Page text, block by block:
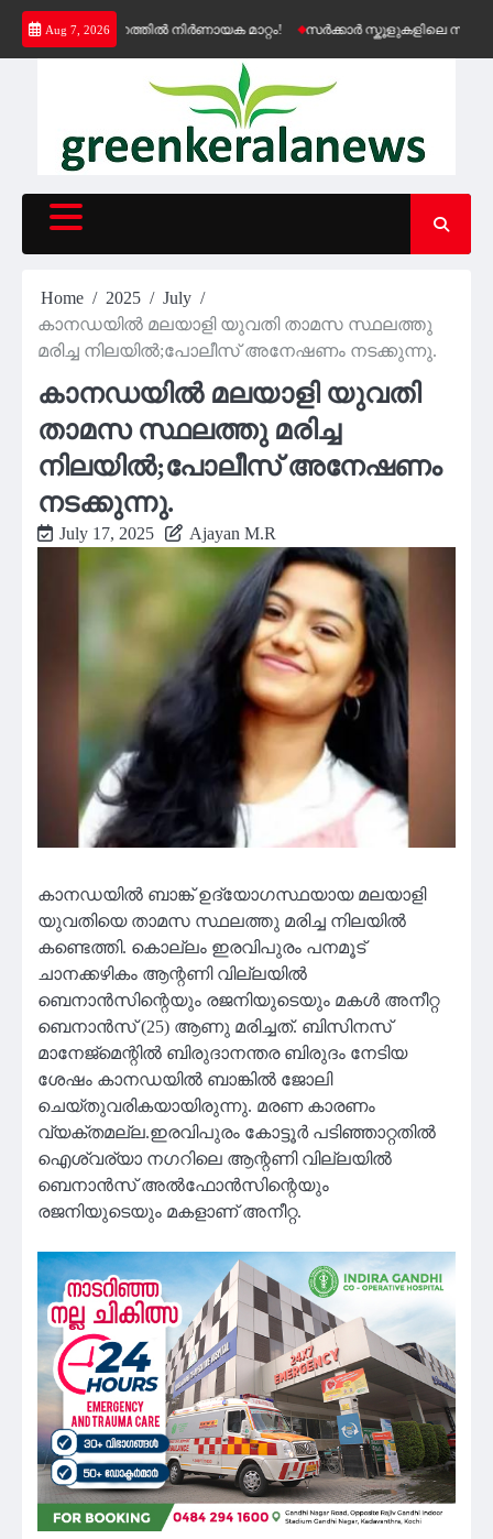
Skip
content
Aug 7, 2026
വിതരണത്തിൽ നിർണായക മാറ്റം! സർക്കാർ സ്കൂളുകളിലെ സൗജന്യ
Home 2025
July
കാനഡയില്‍ മലയാളി യുവതി താമസ സ്ഥലത്തു
മരിച്ച നിലയില്‍;പോലീസ് അനേഷണം നടക്കുന്നു.
കാനഡയില്‍ മലയാളി യുവതി
താമസ സ്ഥലത്തു മരിച്ച
നിലയില്‍;പോലീസ് അനേഷണം
നടക്കുന്നു.
July 17, 2025 Ajayan M.R
കാനഡയില്‍ ബാങ്ക് ഉദ്യോഗസ്ഥയായ മലയാളി
യുവതിയെ താമസ സ്ഥലത്തു മരിച്ച നിലയില്‍
കണ്ടെത്തി. കൊല്ലം ഇരവിപുരം പനമൂട്
ചാനക്കഴികം ആന്റണി വില്ലയില്‍
ബെനാന്‍സിന്റെയും രജനിയുടെയും മകള്‍ അനീറ്റ
ബെനാന്‍സ് (25) ആണു മരിച്ചത്. ബിസിനസ്
മാനേജ്‌മെന്റില്‍ ബിരുദാനന്തര ബിരുദം നേടിയ
ശേഷം കാനഡയില്‍ ബാങ്കില്‍ ജോലി
ചെയ്തുവരികയായിരുന്നു. മരണ കാരണം
വ്യക്തമല്ല.ഇരവിപുരം കോട്ടൂര്‍ പടിഞ്ഞാറ്റതില്‍
ഐശ്വര്യാ നഗറിലെ ആന്റണി വില്ലയില്‍
ബെനാന്‍സ് അല്‍ഫോന്‍സിന്റെയും
രജനിയുടെയും മകളാണ് അനീറ്റ.